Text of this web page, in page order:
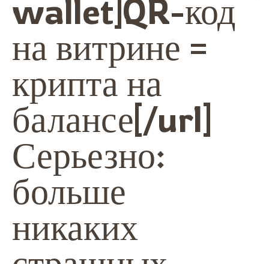
wallet]QR-код
на витрине =
крипта на
балансе[/url]
Серьезно:
больше
никаких